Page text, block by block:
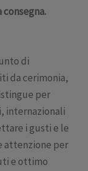
di
da cerimonia,
per
internazionali
i gusti e le
attenzione per
e ottimo